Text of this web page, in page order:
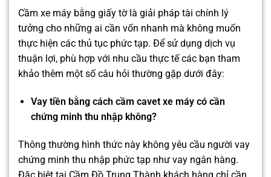
Cầm xe máy bằng giấy tờ là giải pháp tài chính lý
tưởng cho những ai cần vốn nhanh mà không muốn
thực hiện các thủ tục phức tạp. Để sử dụng dịch vụ
thuận lợi, phù hợp với nhu cầu thực tế các bạn tham
khảo thêm một số câu hỏi thường gặp dưới đây:
Vay tiền bằng cách cầm cavet xe máy có cần
chứng minh thu nhập không?
Thông thường hình thức này không yêu cầu người vay
chứng minh thu nhập phức tạp như vay ngân hàng.